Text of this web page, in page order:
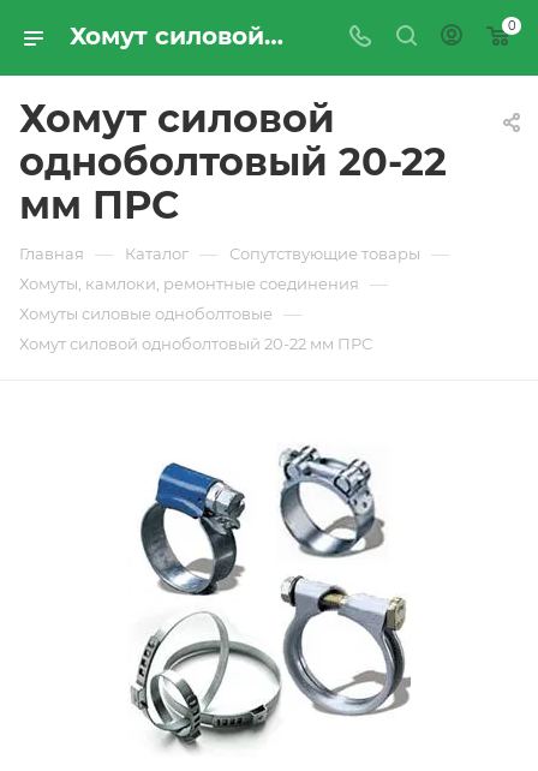
Хомут силовой одноболтовый 20-22 мм ПРС - купить по цене производителя с доставкой по Москве и России | ПРОМРЕСУРССЕРВИС 0
Хомут силовой
одноболтовый 20-22
мм ПРС
Главная — Каталог — Сопутствующие товары —
Хомуты, камлоки, ремонтные соединения —
Хомуты силовые одноболтовые —
Хомут силовой одноболтовый 20-22 мм ПРС